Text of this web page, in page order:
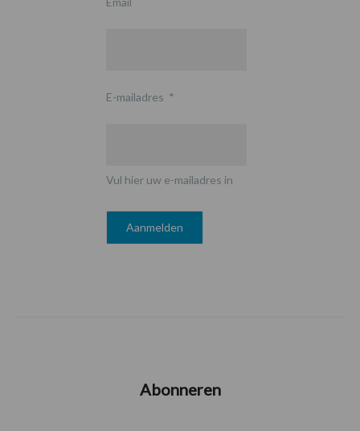
E-mailadres *
Vul hier uw e-mailadres in
Abonneren